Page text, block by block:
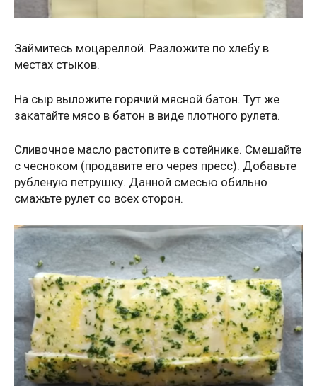
Займитесь моцареллой. Разложите по хлебу в
местах стыков.
На сыр выложите горячий мясной батон. Тут же
закатайте мясо в батон в виде плотного рулета.
Сливочное масло растопите в сотейнике. Смешайте
с чесноком (продавите его через пресс). Добавьте
рубленую петрушку. Данной смесью обильно
смажьте рулет со всех сторон.